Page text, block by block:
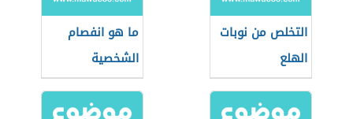
التخلص من نوبات
الهلع
ما هو انفصام
الشخصية